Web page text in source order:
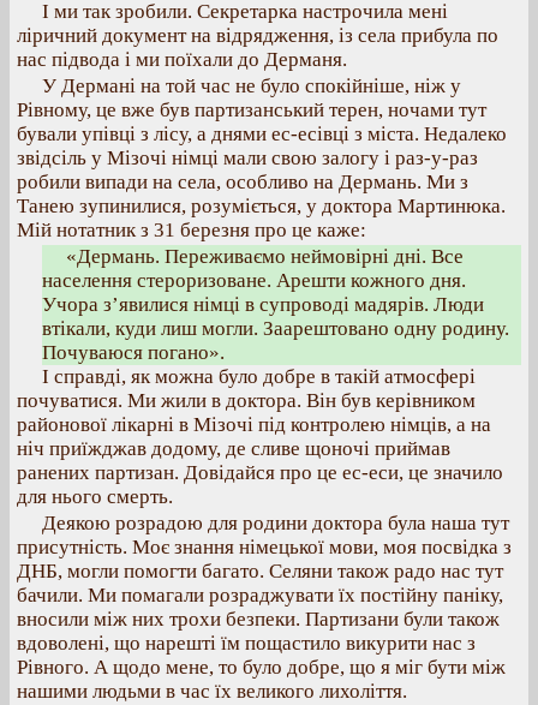
І ми так зробили. Секретарка настрочила мені
ліричний документ на відрядження, із села прибула по
нас підвода і ми поїхали до Дерманя.
У Дермані на той час не було спокійніше, ніж у
Рівному, це вже був партизанський терен, ночами тут
бували упівці з лісу, а днями ес-есівці з міста. Недалеко
звідсіль у Мізочі німці мали свою залогу і раз-у-раз
робили випади на села, особливо на Дермань. Ми з
Танею зупинилися, розуміється, у доктора Мартинюка.
Мій нотатник з 31 березня про це каже:
«Дермань. Переживаємо неймовірні дні. Все
населення стероризоване. Арешти кожного дня.
Учора з’явилися німці в супроводі мадярів. Люди
втікали, куди лиш могли. Заарештовано одну родину.
Почуваюся погано».
І справді, як можна було добре в такій атмосфері
почуватися. Ми жили в доктора. Він був керівником
районової лікарні в Мізочі під контролею німців, а на
ніч приїжджав додому, де сливе щоночі приймав
ранених партизан. Довідайся про це ес-еси, це значило
для нього смерть.
Деякою розрадою для родини доктора була наша тут
присутність. Моє знання німецької мови, моя посвідка з
ДНБ, могли помогти багато. Селяни також радо нас тут
бачили. Ми помагали розраджувати їх постійну паніку,
вносили між них трохи безпеки. Партизани були також
вдоволені, що нарешті їм пощастило викурити нас з
Рівного. А щодо мене, то було добре, що я міг бути між
нашими людьми в час їх великого лихоліття.